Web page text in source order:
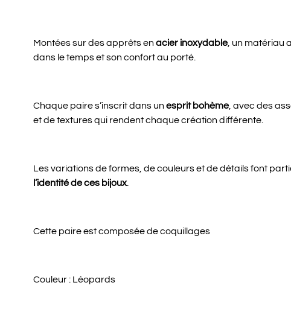
Montées sur des apprêts enacier inoxydable, un matériau
dans le temps et son confort au porté.
Chaque paire s’inscrit dans unesprit bohème, avec des
et de textures qui rendent chaque création différente.
Les variations de formes, de couleurs et de détails font
l’identité de ces bijoux.
Cette paire est composée de coquillages
Couleur : Léopards